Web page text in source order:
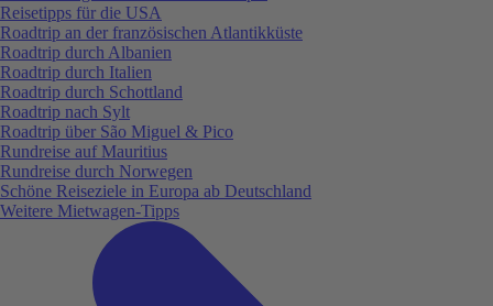
Reisetipps für die USA
Roadtrip an der französischen Atlantikküste
Roadtrip durch Albanien
Roadtrip durch Italien
Roadtrip durch Schottland
Roadtrip nach Sylt
Roadtrip über São Miguel & Pico
Rundreise auf Mauritius
Rundreise durch Norwegen
Schöne Reiseziele in Europa ab Deutschland
Weitere Mietwagen-Tipps